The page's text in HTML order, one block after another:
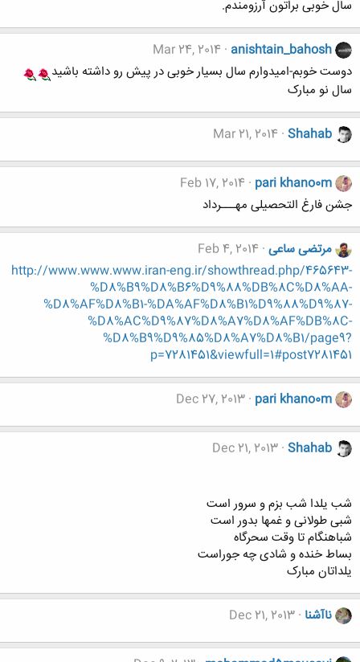
سال خوبی براتون آرزومندم.
anishtain_bahosh
Mar 24, 2014
دوست خوبم-امیدوارم سال بسیار خوبی در پیش رو داشته باشید
سال نو مبارک
Shahab
Mar 21, 2014
pari khano0m
Feb 17, 2014
جشن فارغ التحصیلی مهـــرداد
مرتضی ساعی Feb 4, 2014
http://www.www.www.iran-eng.ir/showthread.php/465643-
%D8%B9%D8%B6%D9%88%DB%8C%D8%AA-
%D8%AF%D8%B1-%DA%AF%D8%B1%D9%88%D9%87-
%D8%AC%D9%87%D8%A7%D8%AF%DB%8C-
%D8%B9%D9%85%D8%A7%D8%B1/page9?
p=7281451&viewfull=1#post7281451
pari khano0m
Dec 27, 2013
Shahab
Dec 21, 2013
شب یلدا شب بزم و سرور است
شبی طولانی و غمها بدور است
شباهنگام تا وقت سحرگاه
بساط خنده و شادی چه جوراست
یلداتان مبارک
ناآشنا Dec 21, 2013